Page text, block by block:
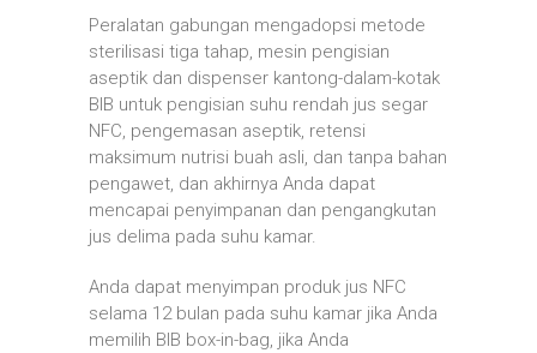
Peralatan gabungan mengadopsi metode
sterilisasi tiga tahap, mesin pengisian
aseptik dan dispenser kantong-dalam-kotak
BIB untuk pengisian suhu rendah jus segar
NFC, pengemasan aseptik, retensi
maksimum nutrisi buah asli, dan tanpa bahan
pengawet, dan akhirnya Anda dapat
mencapai penyimpanan dan pengangkutan
jus delima pada suhu kamar.
Anda dapat menyimpan produk jus NFC
selama 12 bulan pada suhu kamar jika Anda
memilih BIB box-in-bag, jika Anda